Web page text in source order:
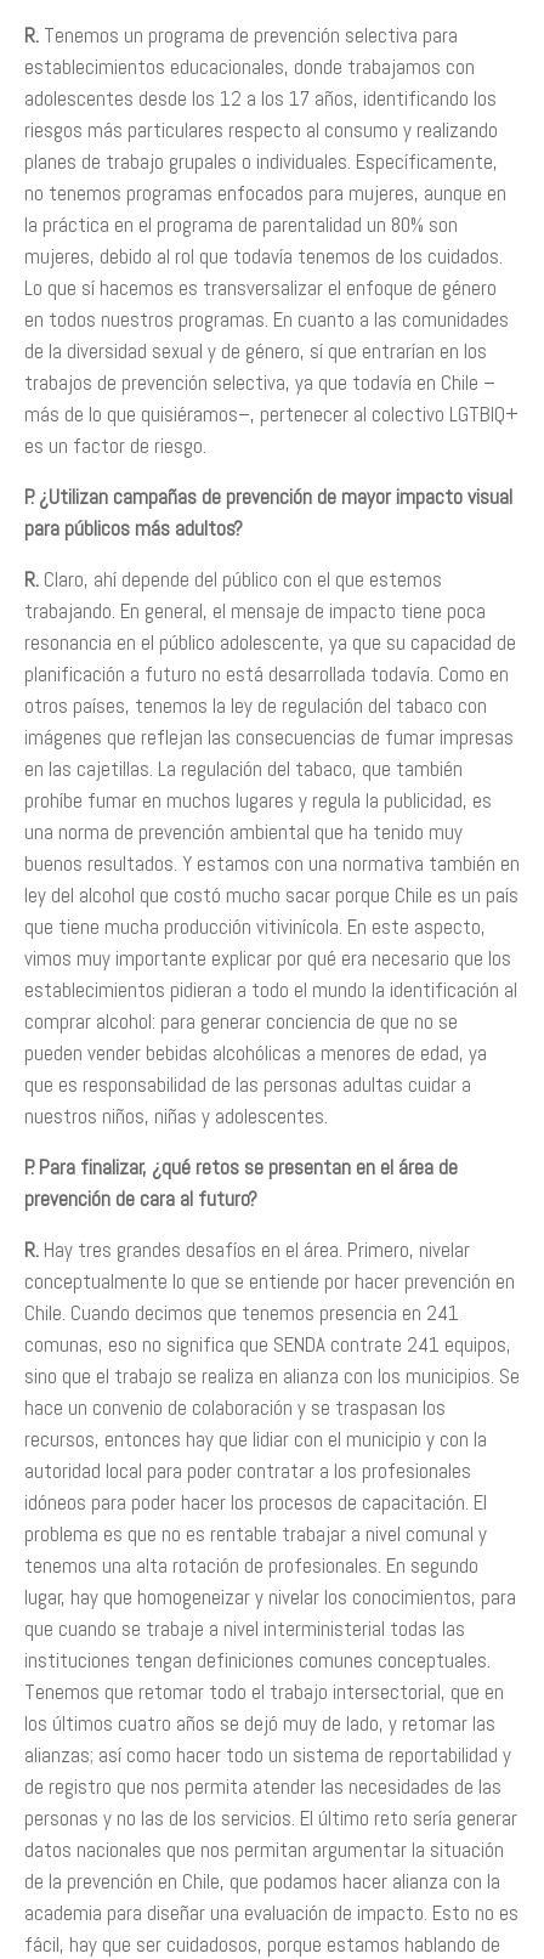
R. Tenemos un programa de prevención selectiva para
establecimientos educacionales, donde trabajamos con
adolescentes desde los 12 a los 17 años, identificando los
riesgos más particulares respecto al consumo y realizando
planes de trabajo grupales o individuales. Específicamente,
no tenemos programas enfocados para mujeres, aunque en
la práctica en el programa de parentalidad un 80% son
mujeres, debido al rol que todavía tenemos de los cuidados.
Lo que sí hacemos es transversalizar el enfoque de género
en todos nuestros programas. En cuanto a las comunidades
de la diversidad sexual y de género, sí que entrarían en los
trabajos de prevención selectiva, ya que todavía en Chile –
más de lo que quisiéramos–, pertenecer al colectivo LGTBIQ+
es un factor de riesgo.
P. ¿Utilizan campañas de prevención de mayor impacto visual
para públicos más adultos?
R. Claro, ahí depende del público con el que estemos
trabajando. En general, el mensaje de impacto tiene poca
resonancia en el público adolescente, ya que su capacidad de
planificación a futuro no está desarrollada todavía. Como en
otros países, tenemos la ley de regulación del tabaco con
imágenes que reflejan las consecuencias de fumar impresas
en las cajetillas. La regulación del tabaco, que también
prohíbe fumar en muchos lugares y regula la publicidad, es
una norma de prevención ambiental que ha tenido muy
buenos resultados. Y estamos con una normativa también en
ley del alcohol que costó mucho sacar porque Chile es un país
que tiene mucha producción vitivinícola. En este aspecto,
vimos muy importante explicar por qué era necesario que los
establecimientos pidieran a todo el mundo la identificación al
comprar alcohol: para generar conciencia de que no se
pueden vender bebidas alcohólicas a menores de edad, ya
que es responsabilidad de las personas adultas cuidar a
nuestros niños, niñas y adolescentes.
P. Para finalizar, ¿qué retos se presentan en el área de
prevención de cara al futuro?
R. Hay tres grandes desafíos en el área. Primero, nivelar
conceptualmente lo que se entiende por hacer prevención en
Chile. Cuando decimos que tenemos presencia en 241
comunas, eso no significa que SENDA contrate 241 equipos,
sino que el trabajo se realiza en alianza con los municipios. Se
hace un convenio de colaboración y se traspasan los
recursos, entonces hay que lidiar con el municipio y con la
autoridad local para poder contratar a los profesionales
idóneos para poder hacer los procesos de capacitación. El
problema es que no es rentable trabajar a nivel comunal y
tenemos una alta rotación de profesionales. En segundo
lugar, hay que homogeneizar y nivelar los conocimientos, para
que cuando se trabaje a nivel interministerial todas las
instituciones tengan definiciones comunes conceptuales.
Tenemos que retomar todo el trabajo intersectorial, que en
los últimos cuatro años se dejó muy de lado, y retomar las
alianzas; así como hacer todo un sistema de reportabilidad y
de registro que nos permita atender las necesidades de las
personas y no las de los servicios. El último reto sería generar
datos nacionales que nos permitan argumentar la situación
de la prevención en Chile, que podamos hacer alianza con la
academia para diseñar una evaluación de impacto. Esto no es
fácil, hay que ser cuidadosos, porque estamos hablando de